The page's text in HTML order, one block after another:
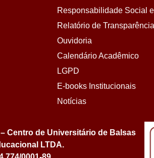
Responsabilidade Social e
Relatório de
Ouvidoria
Calendário Acadêmico
LGPD
E-books Institucionais
Notícias
Centro de Universitário de Balsas
LTDA.